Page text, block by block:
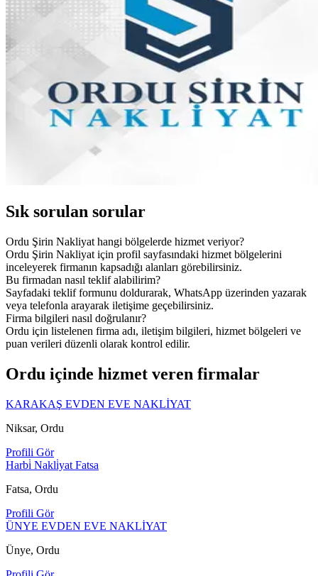
Sık sorulan sorular
Ordu Şirin Nakliyat hangi bölgelerde hizmet veriyor?
Ordu Şirin Nakliyat için profil sayfasındaki hizmet bölgelerini
inceleyerek firmanın kapsadığı alanları görebilirsiniz.
Bu firmadan nasıl teklif alabilirim?
Sayfadaki teklif formunu doldurarak, WhatsApp üzerinden yazarak
veya telefonla arayarak iletişime geçebilirsiniz.
Firma bilgileri nasıl doğrulanır?
Ordu için listelenen firma adı, iletişim bilgileri, hizmet bölgeleri ve
puan verileri düzenli olarak kontrol edilir.
Ordu içinde hizmet veren firmalar
KARAKAŞ EVDEN EVE NAKLİYAT
Niksar, Ordu
Profili Gör
Harbi̇ Nakli̇yat Fatsa
Fatsa, Ordu
Profili Gör
ÜNYE EVDEN EVE NAKLİYAT
Ünye, Ordu